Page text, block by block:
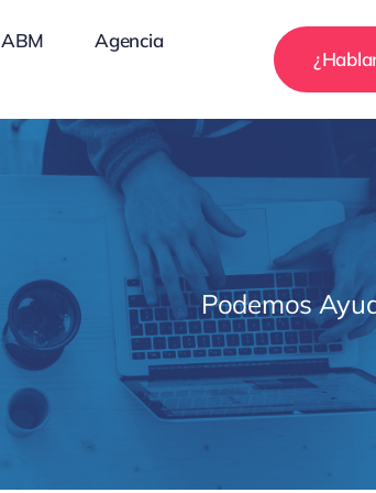
ABM
Agencia
Podemos